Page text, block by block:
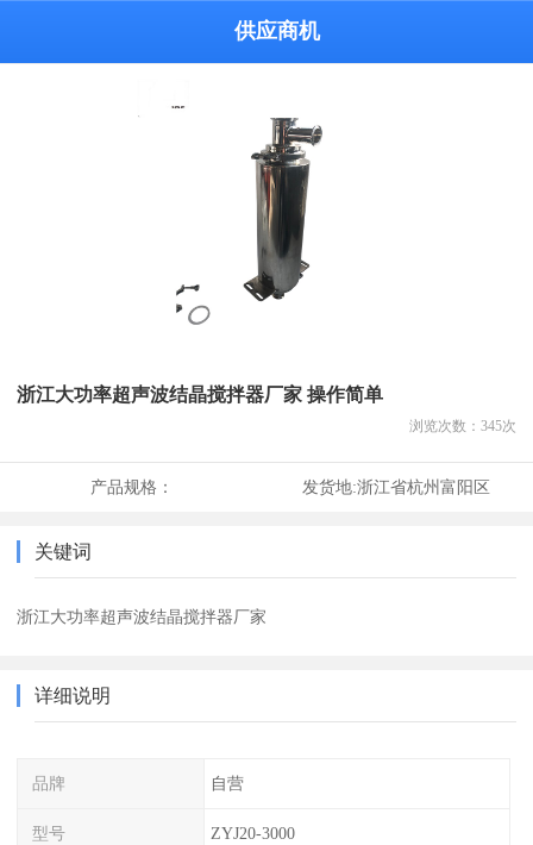
供应商机
浙江大功率超声波结晶搅拌器厂家 操作简单
浏览次数： 345次
产品规格： 发货地:浙江省杭州富阳区
关键词
浙江大功率超声波结晶搅拌器厂家
详细说明
品牌 自营
型号 ZYJ20-3000